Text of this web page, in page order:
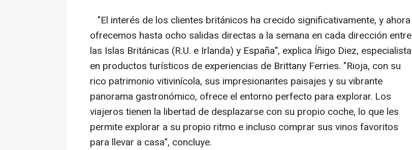
"El interés de los clientes británicos ha crecido significativamente, y ahora
ofrecemos hasta ocho salidas directas a la semana en cada dirección entre
las Islas Británicas (R.U. e Irlanda) y España", explica Íñigo Diez, especialista
en productos turísticos de experiencias de Brittany Ferries. "Rioja, con su
rico patrimonio vitivinícola, sus impresionantes paisajes y su vibrante
panorama gastronómico, ofrece el entorno perfecto para explorar. Los
viajeros tienen la libertad de desplazarse con su propio coche, lo que les
permite explorar a su propio ritmo e incluso comprar sus vinos favoritos
para llevar a casa", concluye.